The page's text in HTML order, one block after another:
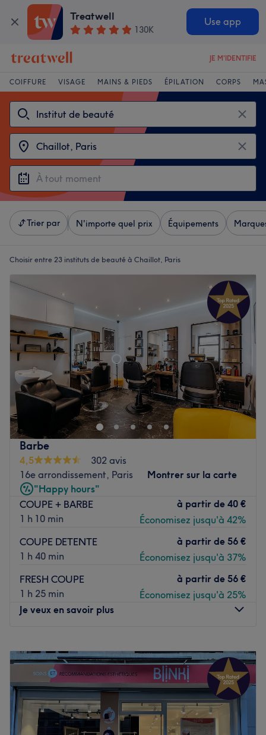
Treatwell
130K
Use app
JE M'IDENTIFIE
COIFFURE VISAGE MAINS & PIEDS ÉPILATION CORPS
Trier par N'importe quel prix Équipements
Choisir entre 23 instituts de beauté à Chaillot, Paris
Barbe
4,5
302 avis
16e arrondissement, Paris
Montrer sur la carte
"Happy hours"
COUPE + BARBE
1 h 10 min
à partir de 40 €
Économisez jusqu'à 42%
COUPE DETENTE
1 h 40 min
à partir de 56 €
Économisez jusqu'à 37%
FRESH COUPE
1 h 25 min
à partir de 56 €
Économisez jusqu'à 25%
Je veux en savoir plus
Mardi
10:00–20:00
Mercredi
10:00
20:00
Jeudi
10:00–20:00
Vendredi
10:00–20:00
Samedi
10:00 – 20:00
Dimanche
10:00 – 18:00